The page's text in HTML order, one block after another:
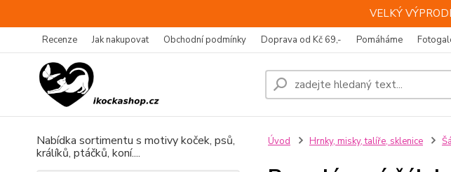
VELKÝ
Recenze Jak nakupovat Obchodní podmínky Doprava od Kč 69,- Pomáháme
Nabídka sortimentu s motivy koček, psů,
králíků, ptáčků, koní....
Úvod Hrnky, misky, talíře, sklenice